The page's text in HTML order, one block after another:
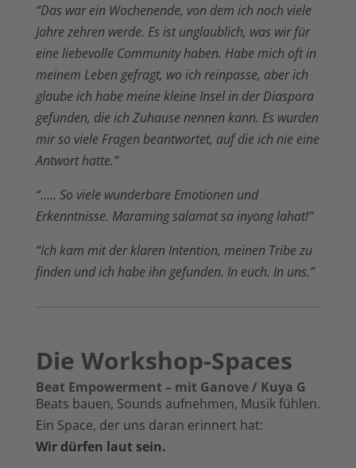
“Das war ein Wochenende, von dem ich noch viele
Jahre zehren werde. Es ist unglaublich, was wir für
eine liebevolle Community haben. Habe mich oft in
meinem Leben gefragt, wo ich reinpasse, aber ich
glaube ich habe meine kleine Insel in der Diaspora
gefunden, die ich Zuhause nennen kann. Es wurden
mir so viele Fragen beantwortet, auf die ich nie eine
Antwort hatte.”
“….. So viele wunderbare Emotionen und
Erkenntnisse. Maraming salamat sa inyong lahat!”
“Ich kam mit der klaren Intention, meinen Tribe zu
finden und ich habe ihn gefunden. In euch. In uns.”
Die Workshop-Spaces
Beat Empowerment – mit Ganove / Kuya G
Beats bauen, Sounds aufnehmen, Musik fühlen.
Ein Space, der uns daran erinnert hat:
Wir dürfen laut sein.